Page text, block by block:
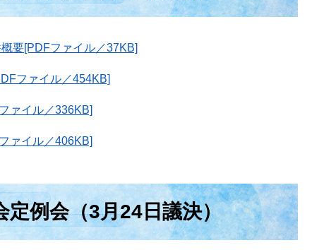
要[PDFファイル／37KB]
ファイル／454KB]
ァイル／336KB]
ァイル／406KB]
定例会（3月24日議決）